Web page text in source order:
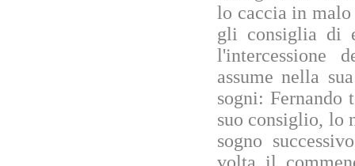
lo caccia in
gli consiglia di
l'intercessione
assume nella
sogni: Fernando
suo consiglio, lo
sogno
volta il